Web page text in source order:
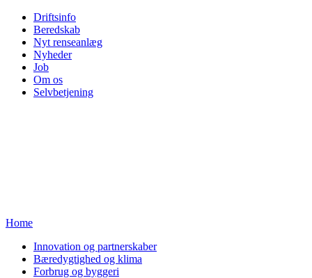
Driftsinfo
Beredskab
Nyt renseanlæg
Nyheder
Job
Om os
Selvbetjening
Home
Innovation og partnerskaber
Bæredygtighed og klima
Forbrug og byggeri